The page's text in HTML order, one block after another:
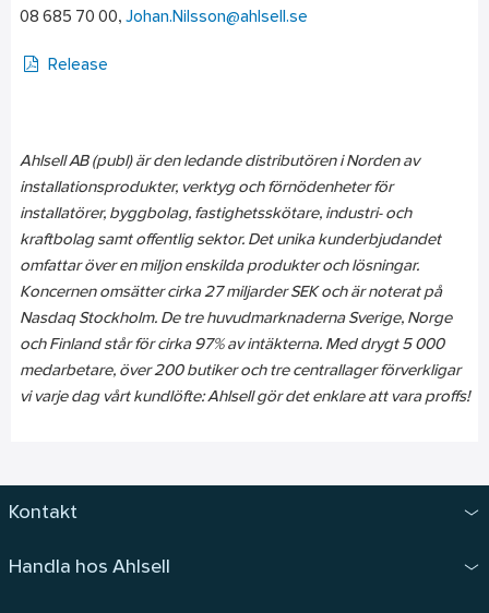
08 685 70 00, Johan.Nilsson@ahlsell.se
Release
Ahlsell AB (publ) är den ledande distributören i Norden av
installationsprodukter, verktyg och förnödenheter för
installatörer, byggbolag, fastighetsskötare, industri- och
kraftbolag samt offentlig sektor. Det unika kunderbjudandet
omfattar över en miljon enskilda produkter och lösningar.
Koncernen omsätter cirka 27 miljarder SEK och är noterat på
Nasdaq Stockholm. De tre huvudmarknaderna Sverige, Norge
och Finland står för cirka 97% av intäkterna. Med drygt 5 000
medarbetare, över 200 butiker och tre centrallager förverkligar
vi varje dag vårt kundlöfte: Ahlsell gör det enklare att vara proffs!
Kontakt
Handla hos Ahlsell